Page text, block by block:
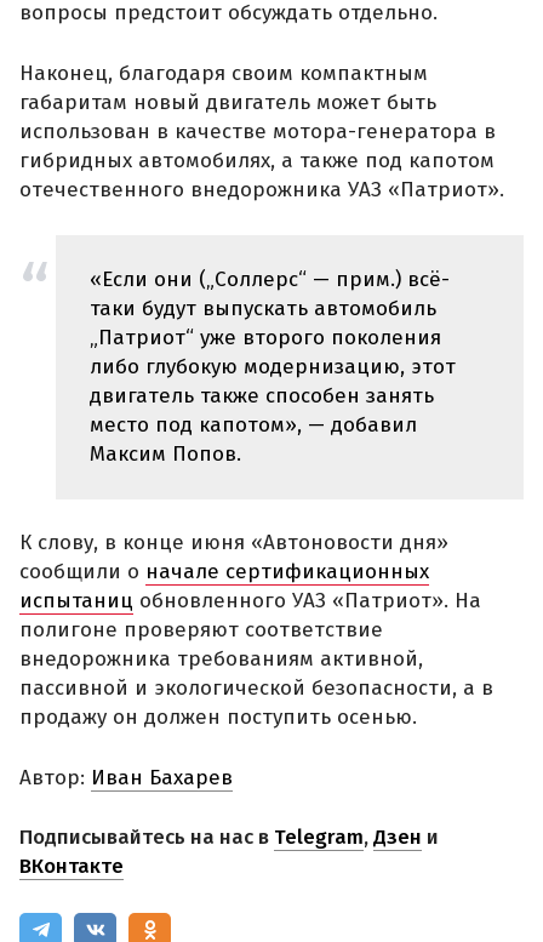
вопросы предстоит обсуждать отдельно.
Наконец, благодаря своим компактным
габаритам новый двигатель может быть
использован в качестве мотора-генератора в
гибридных автомобилях, а также под капотом
отечественного внедорожника УАЗ «Патриот».
«Если они („Соллерс“ — прим.) всё-
таки будут выпускать автомобиль
„Патриот“ уже второго поколения
либо глубокую модернизацию, этот
двигатель также способен занять
место под капотом», — добавил
Максим Попов.
К слову, в конце июня «Автоновости дня»
сообщили о начале сертификационных
испытаниц обновленного УАЗ «Патриот». На
полигоне проверяют соответствие
внедорожника требованиям активной,
пассивной и экологической безопасности, а в
продажу он должен поступить осенью.
Автор: Иван Бахарев
Подписывайтесь на нас в Telegram,Дзен и
ВКонтакте